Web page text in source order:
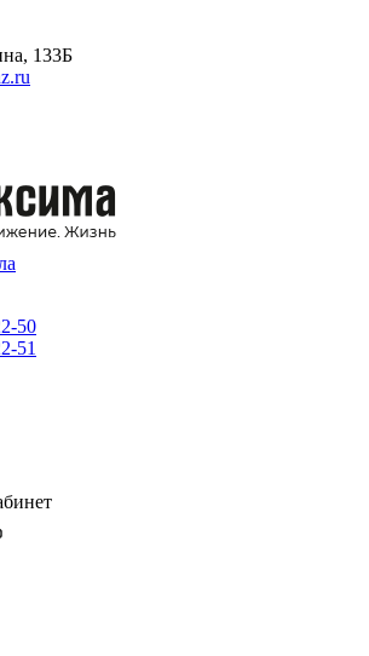
133Б
50
51